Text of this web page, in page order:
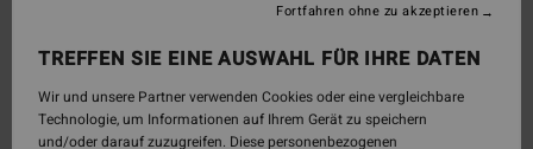
TREFFEN SIE EINE AUSWAHL FÜR IHRE DATEN
Wir und unsere Partner verwenden Cookies oder eine vergleichbare
Technologie, um Informationen auf Ihrem Gerät zu speichern
und/oder darauf zuzugreifen. Diese personenbezogenen
Fortfahren ohne zu akzeptieren